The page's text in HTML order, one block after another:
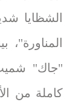
الشظايا
"جاك"
كاملة من